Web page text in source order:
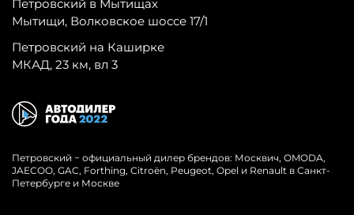
Петровский в Мытищах
Мытищи, Волковское шоссе 17/1
Петровский на Каширке
МКАД, 23 км, вл 3
Петровский − официальный дилер брендов: Москвич, OMODA,
JAECOO, GAC, Forthing, Citroёn, Peugeot, Opel и Renault в Санкт-
Петербурге и Москве